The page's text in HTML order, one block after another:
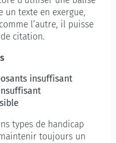
texte en exergue,
l’autre, il puisse
citation.
insuffisant
types de handicap
toujours un